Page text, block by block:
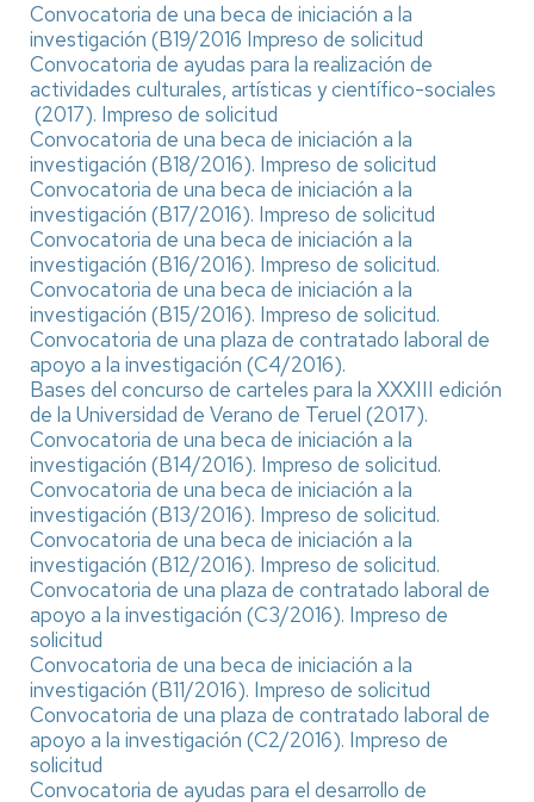
Convocatoria de una beca de iniciación a la
investigación (B19/2016 Impreso de solicitud
Convocatoria de ayudas para la realización de
actividades culturales, artísticas y científico-sociales
(2017). Impreso de solicitud
Convocatoria de una beca de iniciación a la
investigación (B18/2016). Impreso de solicitud
Convocatoria de una beca de iniciación a la
investigación (B17/2016). Impreso de solicitud
Convocatoria de una beca de iniciación a la
investigación (B16/2016). Impreso de solicitud.
Convocatoria de una beca de iniciación a la
investigación (B15/2016). Impreso de solicitud.
Convocatoria de una plaza de contratado laboral de
apoyo a la investigación (C4/2016).
Bases del concurso de carteles para la XXXIII edición
de la Universidad de Verano de Teruel (2017).
Convocatoria de una beca de iniciación a la
investigación (B14/2016). Impreso de solicitud.
Convocatoria de una beca de iniciación a la
investigación (B13/2016). Impreso de solicitud.
Convocatoria de una beca de iniciación a la
investigación (B12/2016). Impreso de solicitud.
Convocatoria de una plaza de contratado laboral de
apoyo a la investigación (C3/2016). Impreso de
solicitud
Convocatoria de una beca de iniciación a la
investigación (B11/2016). Impreso de solicitud
Convocatoria de una plaza de contratado laboral de
apoyo a la investigación (C2/2016). Impreso de
solicitud
Convocatoria de ayudas para el desarrollo de